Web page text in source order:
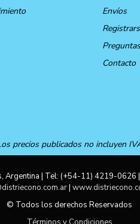
Envíos
Contacto
precios publicados no incluyen
Argentina | Tel: (+54-11) 4219-0626
|
© Todos los derechos Reservados